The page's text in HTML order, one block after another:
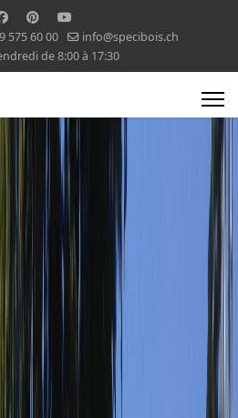
575 60 00
info@specibois.ch
de 8:00 à 17:30